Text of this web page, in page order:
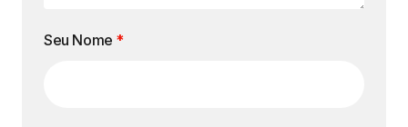
Seu Nome *